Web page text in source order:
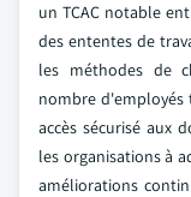
un TCAC notable
des ententes de
les méthodes de
nombre
accès sécurisé aux
les organisations à
améliorations